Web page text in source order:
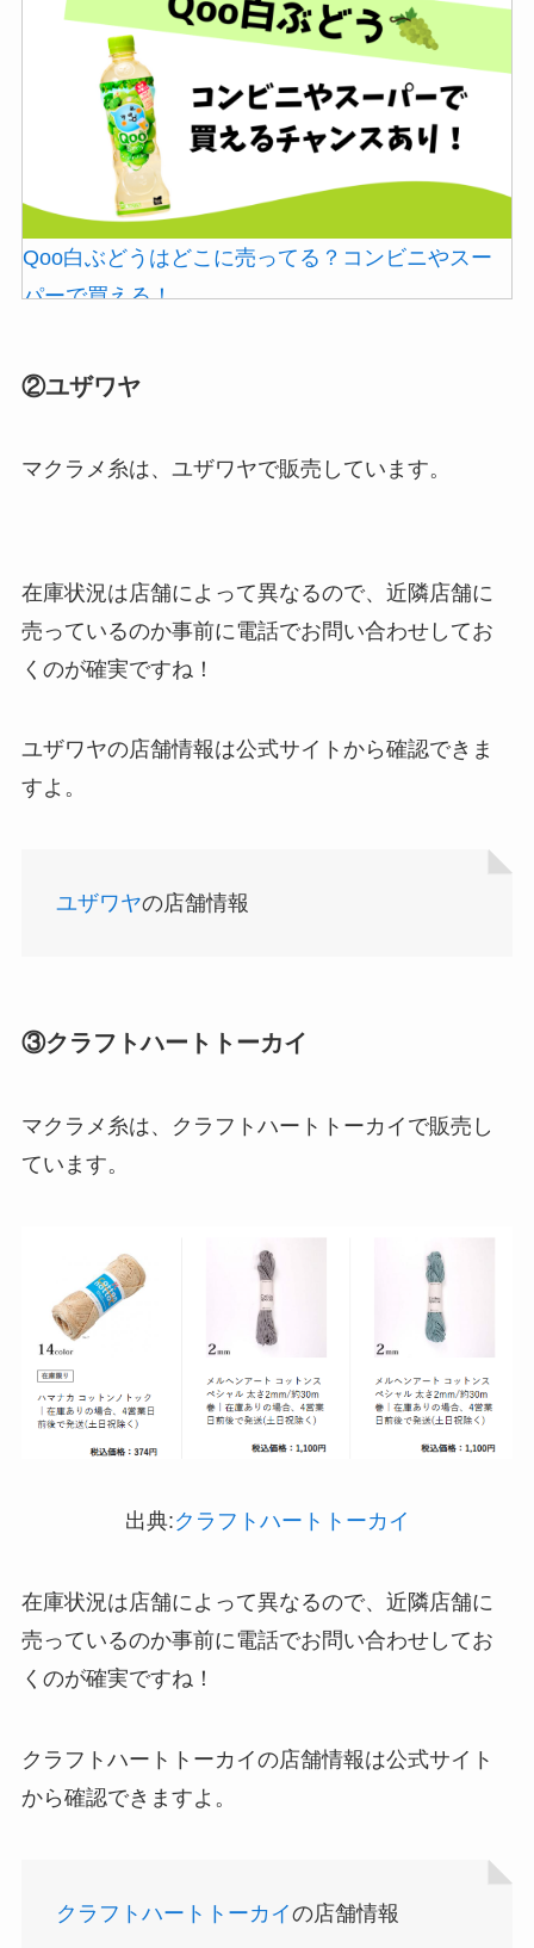
Qoo白ぶどうはどこに売ってる？コンビニやスー
パーで買える！
ストレッチポールはどこで買える？取扱店は100均
やニトリ？
食紅はどこで買える？ダイソーやセリアなどの100
均で売ってる？
インソールはどこに売ってる？100均やドラッグス
トアで買える！
LANケーブルはどこで買える？ドンキや100均に売
②ユザワヤ
マクラメ糸は、ユザワヤで販売しています。
在庫状況は店舗によって異なるので、近隣店舗に
売っているのか事前に電話でお問い合わせしてお
くのが確実ですね！
ユザワヤの店舗情報は公式サイトから確認できま
すよ。
ユザワヤの店舗情報
③クラフトハートトーカイ
マクラメ糸は、クラフトハートトーカイで販売し
ています。
出典:クラフトハートトーカイ
在庫状況は店舗によって異なるので、近隣店舗に
売っているのか事前に電話でお問い合わせしてお
くのが確実ですね！
クラフトハートトーカイの店舗情報は公式サイト
から確認できますよ。
クラフトハートトーカイの店舗情報